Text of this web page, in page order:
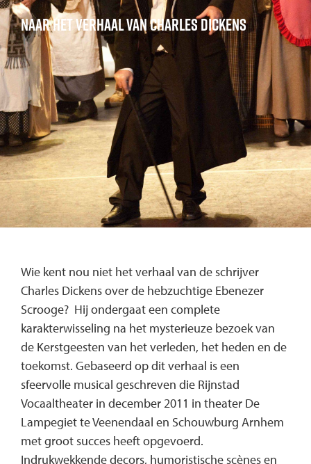
Naar het verhaal van Charles Dickens
Wie kent nou niet het verhaal van de schrijver
Charles Dickens over de hebzuchtige Ebenezer
Scrooge? Hij ondergaat een complete
karakterwisseling na het mysterieuze bezoek van
de Kerstgeesten van het verleden, het heden en de
toekomst. Gebaseerd op dit verhaal is een
sfeervolle musical geschreven die Rijnstad
Vocaaltheater in december 2011 in theater De
Lampegiet te Veenendaal en Schouwburg Arnhem
met groot succes heeft opgevoerd.
Indrukwekkende decors, humoristische scènes en